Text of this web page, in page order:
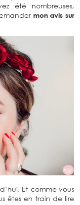
été nombreuses,
mon avis sur
Et comme vous
êtes en train de lire